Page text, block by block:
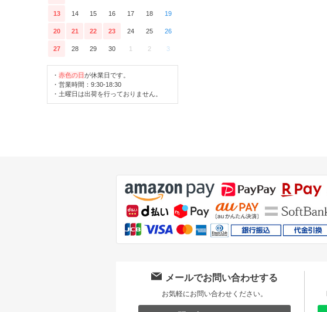
13 14 15 16 17 18 19
20 21 22 23 24 25 26
27 28 29 30 1 2 3
・ 赤色の日が休業日です。
・営業時間：9:30-18:30
・土曜日は出荷を行っておりません。
メールでお問い合わせする
お気軽にお問い合わせください。